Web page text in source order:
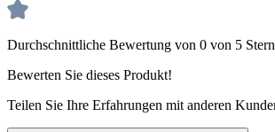
Durchschnittliche Bewertung von 0 von 5
Bewerten Sie dieses Produkt!
Teilen Sie Ihre Erfahrungen mit anderen